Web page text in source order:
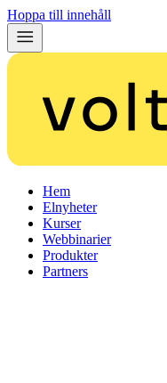
Hoppa till innehåll
Hem
Elnyheter
Kurser
Webbinarier
Produkter
Partners